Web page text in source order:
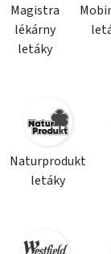
Magistra
lékárny
letáky
Naturprodukt
letáky